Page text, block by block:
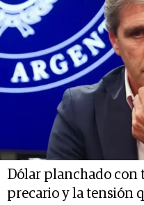
Dólar planchado con
precario y la tensión